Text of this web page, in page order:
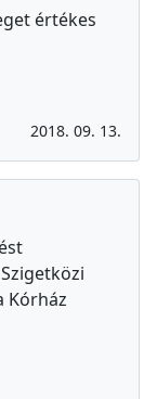
értékes
2018. 09. 13.
Kórház